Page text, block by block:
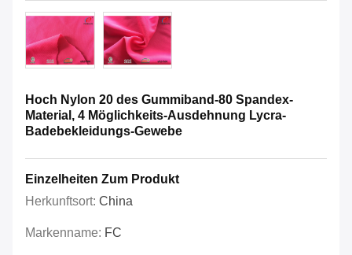
Hoch Nylon 20 des Gummiband-80 Spandex-
Material, 4 Möglichkeits-Ausdehnung Lycra-
Badebekleidungs-Gewebe
Einzelheiten Zum Produkt
Herkunftsort: China
Markenname: FC